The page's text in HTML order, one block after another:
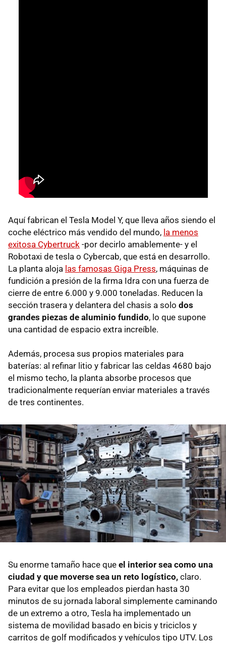
Aquí fabrican el Tesla Model Y, que lleva años siendo el
coche eléctrico más vendido del mundo, la menos
exitosa Cybertruck -por decirlo amablemente- y el
Robotaxi de tesla o Cybercab, que está en desarrollo.
La planta aloja las famosas Giga Press, máquinas de
fundición a presión de la firma Idra con una fuerza de
cierre de entre 6.000 y 9.000 toneladas. Reducen la
sección trasera y delantera del chasis a solo dos
grandes piezas de aluminio fundido, lo que supone
una cantidad de espacio extra increíble.
Además, procesa sus propios materiales para
baterías: al refinar litio y fabricar las celdas 4680 bajo
el mismo techo, la planta absorbe procesos que
tradicionalmente requerían enviar materiales a través
de tres continentes.
Su enorme tamaño hace que el interior sea como una
ciudad y que moverse sea un reto logístico, claro.
Para evitar que los empleados pierdan hasta 30
minutos de su jornada laboral simplemente caminando
de un extremo a otro, Tesla ha implementado un
sistema de movilidad basado en bicis y triciclos y
carritos de golf modificados y vehículos tipo UTV. Los